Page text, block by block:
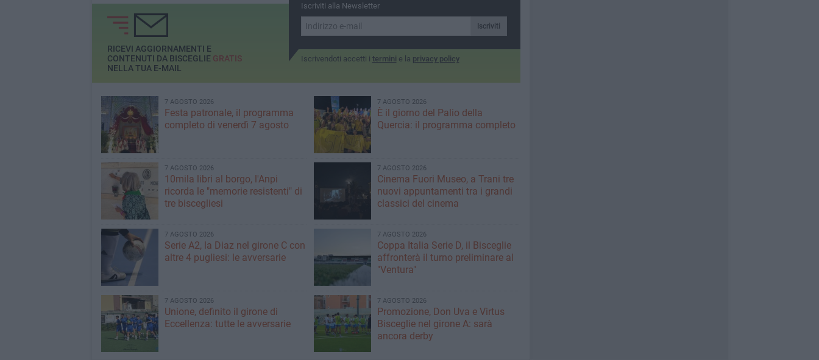
Iscriviti alla Newsletter
Iscriviti
Iscrivendoti accetti i termini e la privacy policy
RICEVI AGGIORNAMENTI E
CONTENUTI DA BISCEGLIE GRATIS
NELLA TUA E-MAIL
7 AGOSTO 2026
Festa patronale, il programma
completo di venerdì 7 agosto
7 AGOSTO 2026
È il giorno del Palio della
Quercia: il programma completo
7 AGOSTO 2026
10mila libri al borgo, l'Anpi
ricorda le "memorie resistenti" di
tre biscegliesi
7 AGOSTO 2026
Cinema Fuori Museo, a Trani tre
nuovi appuntamenti tra i grandi
classici del cinema
7 AGOSTO 2026
Serie A2, la Diaz nel girone C con
altre 4 pugliesi: le avversarie
7 AGOSTO 2026
Coppa Italia Serie D, il Bisceglie
affronterà il turno preliminare al
"Ventura"
7 AGOSTO 2026
Unione, definito il girone di
Eccellenza: tutte le avversarie
7 AGOSTO 2026
Promozione, Don Uva e Virtus
Bisceglie nel girone A: sarà
ancora derby